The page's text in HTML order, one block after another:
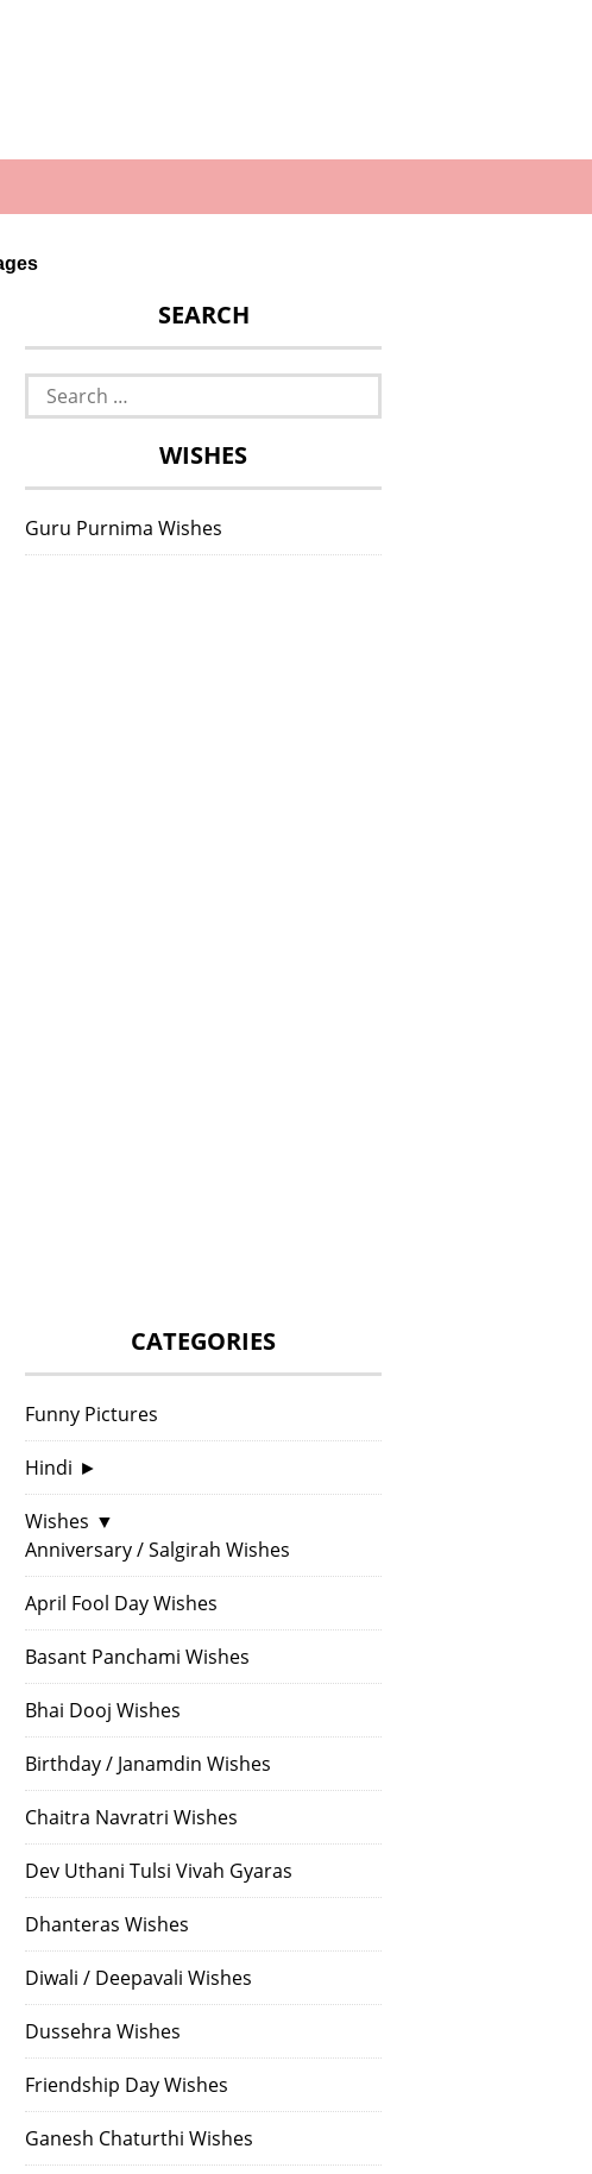
SEARCH
Search
for:
WISHES
Guru Purnima Wishes
CATEGORIES
Funny Pictures
Hindi ►
Wishes ▼
Anniversary / Salgirah Wishes
April Fool Day Wishes
Basant Panchami Wishes
Bhai Dooj Wishes
Birthday / Janamdin Wishes
Chaitra Navratri Wishes
Dev Uthani Tulsi Vivah Gyaras
Dhanteras Wishes
Diwali / Deepavali Wishes
Dussehra Wishes
Friendship Day Wishes
Ganesh Chaturthi Wishes